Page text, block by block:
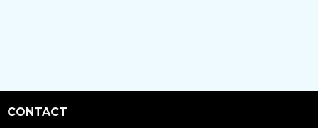
CONTACT